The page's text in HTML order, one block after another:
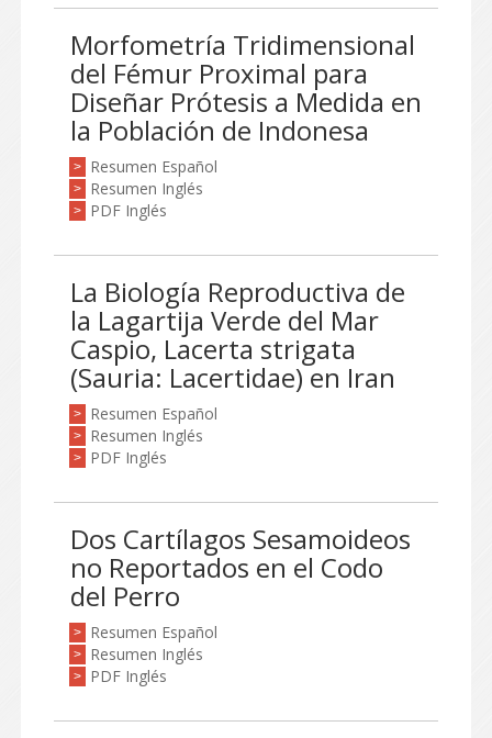
Morfometría Tridimensional
del Fémur Proximal para
Diseñar Prótesis a Medida en
la Población de Indonesa
> Resumen Español
> Resumen Inglés
> PDF Inglés
La Biología Reproductiva de
la Lagartija Verde del Mar
Caspio, Lacerta strigata
(Sauria: Lacertidae) en Iran
> Resumen Español
> Resumen Inglés
> PDF Inglés
Dos Cartílagos Sesamoideos
no Reportados en el Codo
del Perro
> Resumen Español
> Resumen Inglés
> PDF Inglés